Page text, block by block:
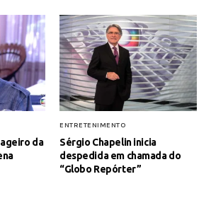
da
ENTRETENIMENTO
Sérgio Chapelin inicia
despedida em chamada do
“Globo Repórter”